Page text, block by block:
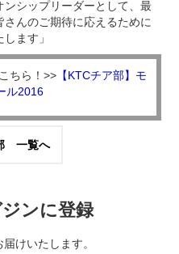
ンシップリーダーとして、最
んのご期待に応えるために
ます」
ちら！>> 【KTCチア部】モ
ル2016
一覧へ
ンに登録
けいたします。